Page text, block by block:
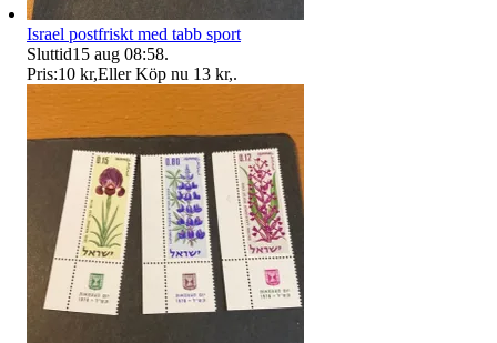
Israel postfriskt med tabb sport
Sluttid15 aug 08:58.
Pris:10 kr,Eller Köp nu 13 kr,.